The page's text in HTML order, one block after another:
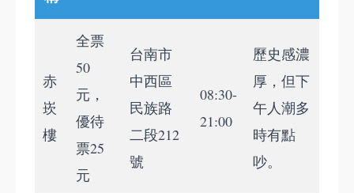
赤
崁
樓
全票
50
元，
優待
票25
元
台南市
中西區
民族路
二段212
號
08:30-
21:00
歷史感濃
厚，但下
午人潮多
時有點
吵。